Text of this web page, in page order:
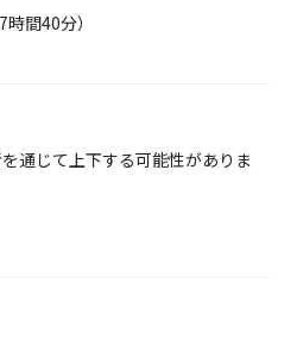
間40分）
じて上下する可能性がありま